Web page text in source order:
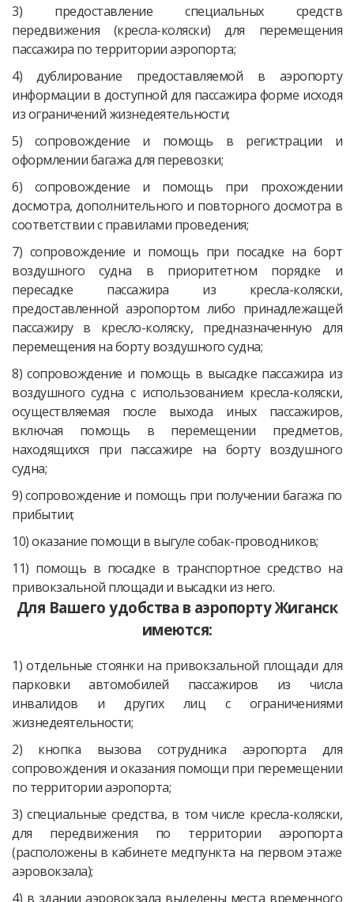
3) предоставление специальных средств
передвижения (кресла-коляски) для перемещения
пассажира по территории аэропорта;
4) дублирование предоставляемой в аэропорту
информации в доступной для пассажира форме исходя
из ограничений жизнедеятельности;
5) сопровождение и помощь в регистрации и
оформлении багажа для перевозки;
6) сопровождение и помощь при прохождении
досмотра, дополнительного и повторного досмотра в
соответствии с правилами проведения;
7) сопровождение и помощь при посадке на борт
воздушного судна в приоритетном порядке и
пересадке пассажира из кресла-коляски,
предоставленной аэропортом либо принадлежащей
пассажиру в кресло-коляску, предназначенную для
перемещения на борту воздушного судна;
8) сопровождение и помощь в высадке пассажира из
воздушного судна с использованием кресла-коляски,
осуществляемая после выхода иных пассажиров,
включая помощь в перемещении предметов,
находящихся при пассажире на борту воздушного
судна;
9) сопровождение и помощь при получении багажа по
прибытии;
10) оказание помощи в выгуле собак-проводников;
11) помощь в посадке в транспортное средство на
привокзальной площади и высадки из него.
Для Вашего удобства в аэропорту Жиганск
имеются:
1) отдельные стоянки на привокзальной площади для
парковки автомобилей пассажиров из числа
инвалидов и других лиц с ограничениями
жизнедеятельности;
2) кнопка вызова сотрудника аэропорта для
сопровождения и оказания помощи при перемещении
по территории аэропорта;
3) специальные средства, в том числе кресла-коляски,
для передвижения по территории аэропорта
(расположены в кабинете медпункта на первом этаже
аэровокзала);
4) в здании аэровокзала выделены места временного